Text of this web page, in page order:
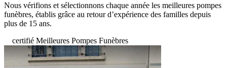
Nous vérifions et sélectionnons chaque année les meilleures pompes
funèbres, établis grâce au retour d’expérience des familles depuis
plus de 15 ans.
certifié Meilleures Pompes Funèbres